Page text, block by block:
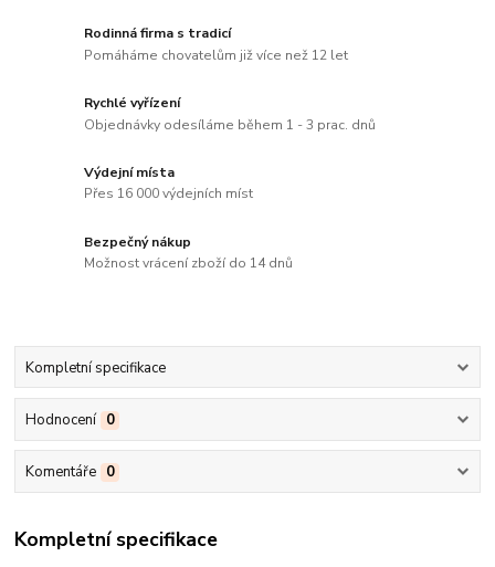
Rodinná firma s tradicí
Pomáháme chovatelům již více než 12 let
Rychlé vyřízení
Objednávky odesíláme během 1 - 3 prac. dnů
Výdejní místa
Přes 16 000 výdejních míst
Bezpečný nákup
Možnost vrácení zboží do 14 dnů
Kompletní specifikace
Hodnocení 0
Komentáře 0
Kompletní specifikace